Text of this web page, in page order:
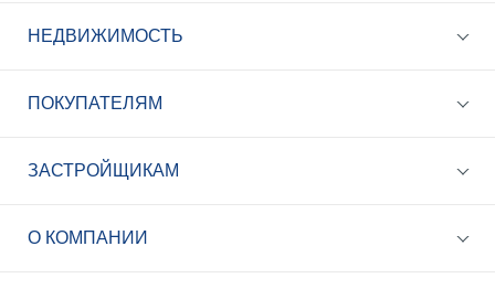
+7 (495) 785-56-17
НЕДВИЖИМОСТЬ
ПОКУПАТЕЛЯМ
ЗАСТРОЙЩИКАМ
О КОМПАНИИ